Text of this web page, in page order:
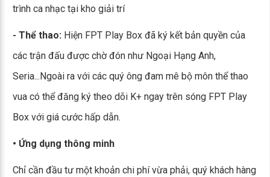
trình ca nhạc tại kho giải trí
- Thể thao: Hiện FPT Play Box đã ký kết bản quyền của
các trận đấu được chờ đón như Ngoại Hạng Anh,
Seria...Ngoài ra với các quý ông đam mê bộ môn thể thao
vua có thể đăng ký theo dõi K+ ngay trên sóng FPT Play
Box với giá cước hấp dẫn.
• Ứng dụng thông minh
Chỉ cần đầu tư một khoản chi phí vừa phải, quý khách hàng